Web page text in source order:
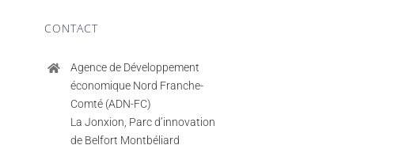
CONTACT
Agence de Développement
économique Nord Franche-
Comté (ADN-FC)
La Jonxion, Parc d’innovation
de Belfort Montbéliard